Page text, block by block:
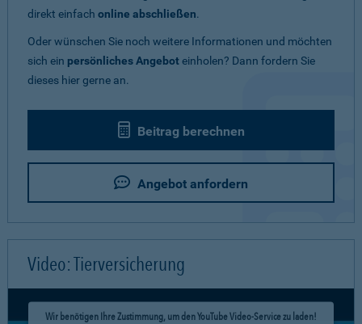
direkt einfach online abschließen.
Oder wünschen Sie noch weitere Informationen und möchten
sich ein persönliches Angeboteinholen? Dann fordern Sie
dieses hier gerne an.
Beitrag berechnen
Angebot anfordern
Video: Tierversicherung
Wir benötigen Ihre Zustimmung, um den YouTube Video-Service zu laden!